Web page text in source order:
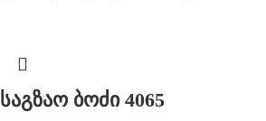
საგზაო ბოძი 4065